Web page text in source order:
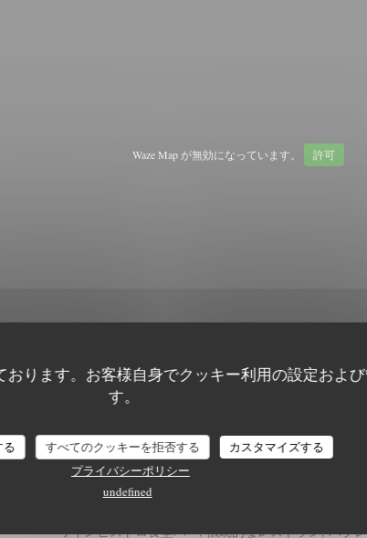
ります。お客様自身でクッキー利用の設定およ
す。
る すべてのクッキーを拒否する
カスタマイズする
プライバシーポリシー
undefined
Waze Map が無効になっています。 許可
料理
地中海, コルシカ島
ワインビストロ食堂バー, 伝統的なレストラン, パブ
COMPTOIR CORSE